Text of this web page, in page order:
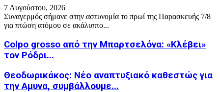
7 Αυγούστου, 2026
Συναγερμός σήμανε στην αστυνομία το πρωί της Παρασκευής 7/8
για πτώση ατόμου σε ακάλυπτο...
Colpo grosso από την Μπαρτσελόνα: «Κλέβει»
τον Ρόδρι...
Θεοδωρικάκος: Νέο αναπτυξιακό καθεστώς για
την Αμυνα, συμβάλλουμε...